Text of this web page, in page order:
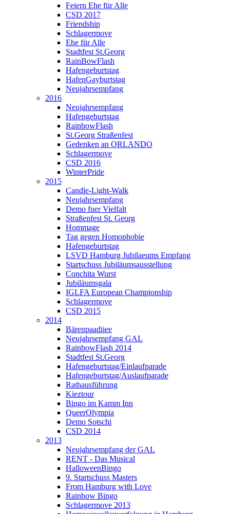
Feiern Ehe für Alle
CSD 2017
Friendship
Schlagermove
Ehe für Alle
Stadtfest St.Georg
RainBowFlash
Hafengeburtstag
HafenGayburtstag
Neujahrsempfang
2016
Neujahrsempfang
Hafengeburtstag
RainbowFlash
St.Georg Straßenfest
Gedenken an ORLANDO
Schlagermove
CSD 2016
WinterPride
2015
Candle-Light-Walk
Neujahrsempfang
Demo fuer Vielfalt
Straßenfest St. Georg
Hommage
Tag gegen Homophobie
Hafengeburtstag
LSVD Hamburg Jubilaeums Empfang
Startschuss Jubiläumsausstellung
Conchita Wurst
Jubiläumsgala
IGLFA European Championship
Schlagermove
CSD 2015
2014
Bärenpaadiiee
Neujahrsempfang GAL
RainbowFlash 2014
Stadtfest St.Georg
Hafengeburtstag/Einlaufparade
Hafengeburtstag/Auslaufparade
Rathausführung
Kieztour
Bingo im Kamm Inn
QueerOlympia
Demo Sotschi
CSD 2014
2013
Neujahrsempfang der GAL
RENT - Das Musical
HalloweenBingo
9. Startschuss Masters
From Hamburg with Love
Rainbow Bingo
Schlagermove 2013